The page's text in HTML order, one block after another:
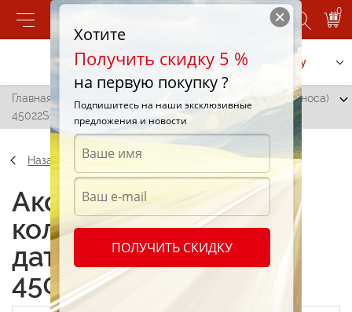
0
Позвонить Заказать услугу
Главная /
HONDA - колодки передние ( С датчиком износа)
45022S9VA01
Назад
Аксессуары HONDA -
колодки передние ( С
датчиком износа)
45022S9VA01
Хотите
Получить скидку 5 %
на первую покупку ?
Подпишитесь на наши эксклюзивные
предложения и новости
ПОЛУЧИТЬ СКИДКУ